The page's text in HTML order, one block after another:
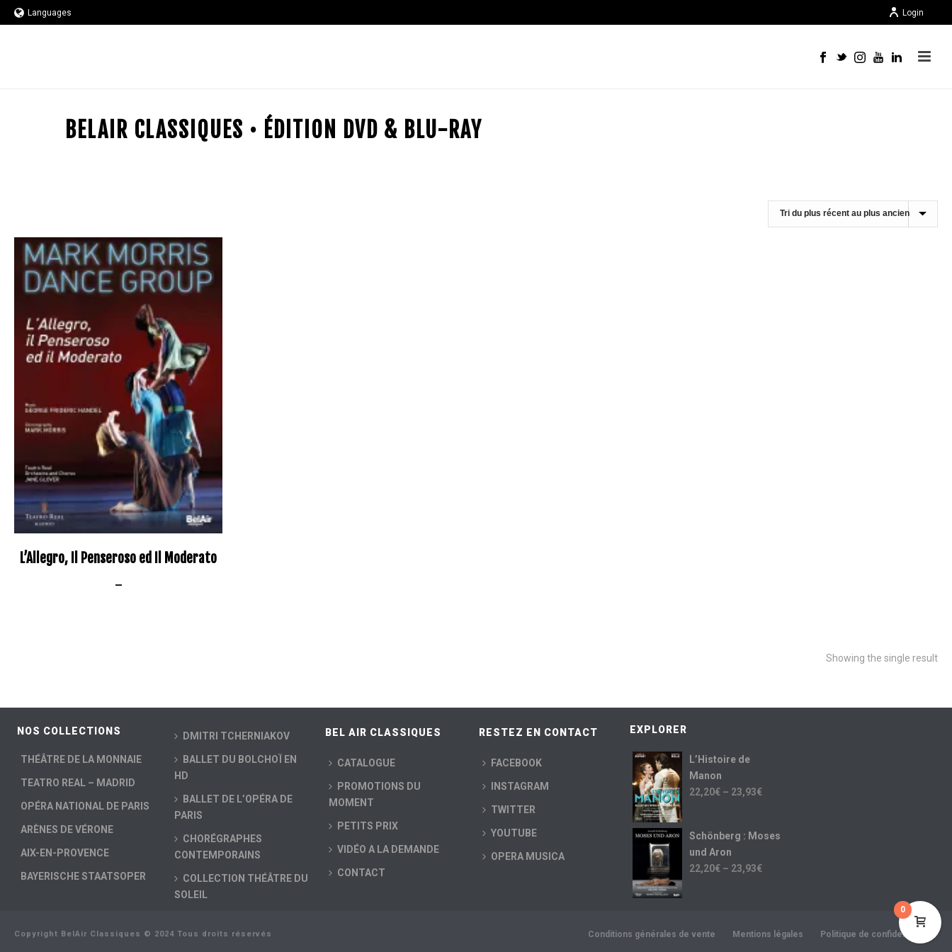
Languages Login
BELAIR CLASSIQUES • ÉDITION DVD & BLU-RAY
L’Allegro, Il Penseroso ed Il Moderato
–
Showing the single result
NOS COLLECTIONS
THÉÂTRE DE LA MONNAIE
TEATRO REAL – MADRID
OPÉRA NATIONAL DE PARIS
ARÈNES DE VÉRONE
AIX-EN-PROVENCE
BAYERISCHE STAATSOPER
DMITRI TCHERNIAKOV
BALLET DU BOLCHOÏ EN
HD
BALLET DE L’OPÉRA DE
PARIS
CHORÉGRAPHES
CONTEMPORAINS
COLLECTION THÉÂTRE DU
SOLEIL
BEL AIR CLASSIQUES
CATALOGUE
PROMOTIONS DU
MOMENT
PETITS PRIX
VIDÉO A LA DEMANDE
CONTACT
RESTEZ EN CONTACT
FACEBOOK
INSTAGRAM
TWITTER
YOUTUBE
OPERA MUSICA
EXPLORER
L’Histoire de
Manon
22,20€ – 23,93€
Schönberg : Moses
und Aron
22,20€ – 23,93€
Copyright BelAir Classiques © 2024 Tous droits réservés Conditions générales de vente Mentions légales Politique de confidentialité
0